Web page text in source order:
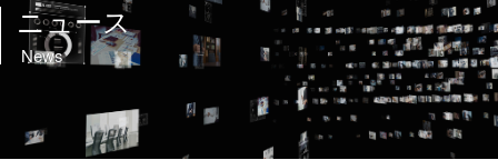
ニュース
News